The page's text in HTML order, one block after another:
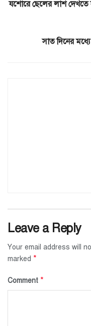
যশোরে ছেলের লাশ দেখতে
সাত দিনের
Leave a Reply
Your email address will
marked *
Comment *